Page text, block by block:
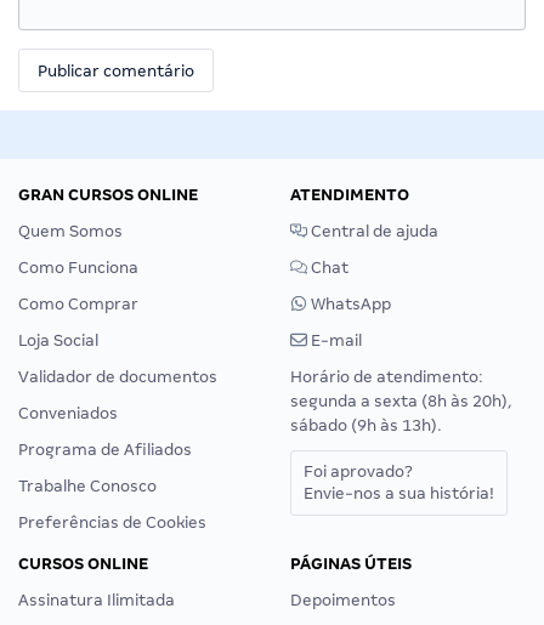
GRAN CURSOS ONLINE
Quem Somos
Como Funciona
Como Comprar
Loja Social
Validador de documentos
Conveniados
Programa de Afiliados
Trabalhe Conosco
Preferências de Cookies
ATENDIMENTO
Central de ajuda
Chat
WhatsApp
E-mail
Horário de atendimento:
segunda a sexta (8h às 20h),
sábado (9h às 13h).
Foi aprovado?
Envie-nos a sua história!
CURSOS ONLINE
Assinatura Ilimitada
PÁGINAS ÚTEIS
Depoimentos